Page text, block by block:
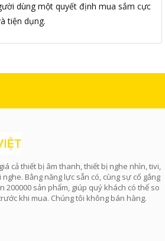
dùng một quyết định mua sắm cực
tiện dụng.
cả thiết bị âm thanh, thiết bị nghe nhìn, tivi,
Bằng năng lực sẵn có, cùng sự cố gắng
200000 sản phẩm, giúp quý khách có thể so
khi mua. Chúng tôi không bán hàng.